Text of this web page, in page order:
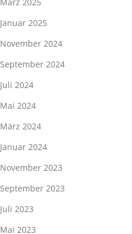
Januar 2025
November 2024
September 2024
Juli 2024
Mai 2024
März 2024
Januar 2024
November 2023
September 2023
Juli 2023
Mai 2023